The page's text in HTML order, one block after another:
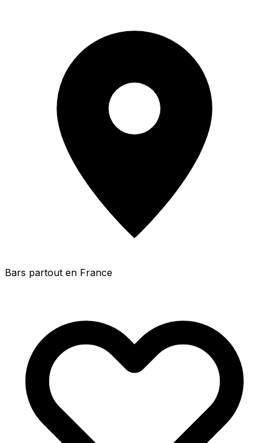
Bars partout en France